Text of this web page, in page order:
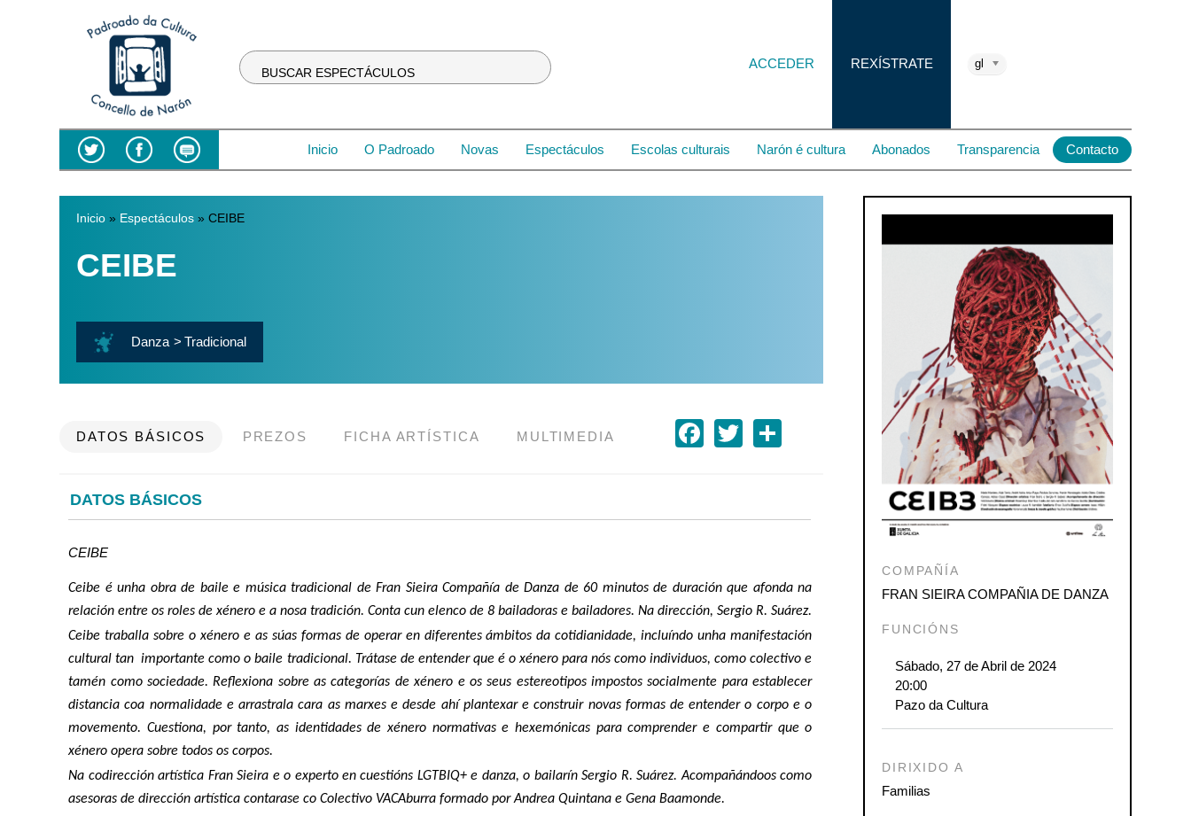
BUSCAR ESPECTÁCULOS
ACCEDER REXÍSTRATE gl
Inicio O Padroado Novas Espectáculos Escolas culturais Narón é cultura Abonados Transparencia Contacto
Vostede está aquí
Inicio» Espectáculos» CEIBE
CEIBE
Danza Tradicional
DATOS BÁSICOS PREZOS FICHA ARTÍSTICA MULTIMEDIA Facebook
TwitterShare
DATOS BÁSICOS
CEIBE
Ceibe é unha obra de baile e música tradicional de Fran Sieira Compañía de Danza de 60 minutos de duración que afonda na
relación entre os roles de xénero e a nosa tradición. Conta cun elenco de 8 bailadoras e bailadores. Na dirección, Sergio R. Suárez.
Ceibe traballa sobre o xénero e as súas formas de operar en diferentes ámbitos da cotidianidade, incluíndo unha manifestación
cultural tan importante como o baile tradicional. Trátase de entender que é o xénero para nós como individuos, como colectivo e
tamén como sociedade. Reflexiona sobre as categorías de xénero e os seus estereotipos impostos socialmente para establecer
distancia coa normalidade e arrastrala cara as marxes e desde ahí plantexar e construir novas formas de entender o corpo e o
movemento. Cuestiona, por tanto, as identidades de xénero normativas e hexemónicas para comprender e compartir que o
xénero opera sobre todos os corpos.
Na codirección artística Fran Sieira e o experto en cuestións LGTBIQ+ e danza, o bailarín Sergio R. Suárez. Acompañándoos como
asesoras de dirección artística contarase co Colectivo VACAburra formado por Andrea Quintana e Gena Baamonde.
COMPAÑÍA
FRAN SIEIRA COMPAÑIA DE DANZA
FUNCIÓNS
Sábado, 27 de Abril de 2024
20:00
Pazo da Cultura
DIRIXIDO A
Familias